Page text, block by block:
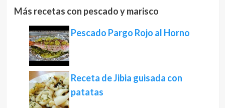
Más recetas con pescado y marisco
Pescado Pargo Rojo al Horno
Receta de Jibia guisada con
patatas